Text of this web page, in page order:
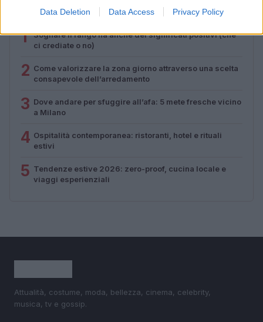
Data Deletion Data Access Privacy Policy
1
Sognare il fango ha anche dei significati positivi (che
ci crediate o no)
2 Come valorizzare la zona giorno attraverso una scelta
consapevole dell’arredamento
3 Dove andare per sfuggire all’afa: 5 mete fresche vicino
a Milano
4 Ospitalità contemporanea: ristoranti, hotel e rituali
estivi
5 Tendenze estive 2026: zero-proof, cucina locale e
viaggi esperienziali
Attualità, costume, moda, bellezza, cinema, celebrity,
musica, tv e gossip.